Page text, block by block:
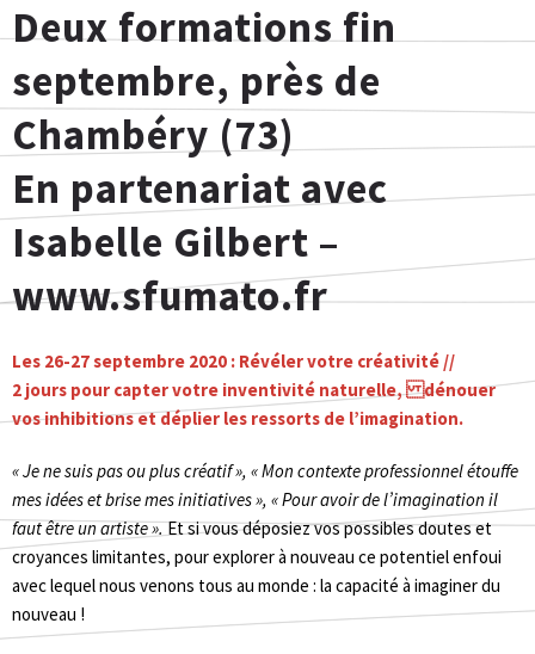
Deux formations fin
septembre, près de
Chambéry (73)
En partenariat avec
Isabelle Gilbert –
www.sfumato.fr
Les 26-27 septembre 2020 : Révéler votre créativité //
2 jours pour capter votre inventivité naturelle, dénouer
vos inhibitions et déplier les ressorts de l’imagination.
« Je ne suis pas ou plus créatif », « Mon contexte professionnel étouffe
mes idées et brise mes initiatives », « Pour avoir de l’imagination il
faut être un artiste ».Et si vous déposiez vos possibles doutes et
croyances limitantes, pour explorer à nouveau ce potentiel enfoui
avec lequel nous venons tous au monde : la capacité à imaginer du
nouveau !